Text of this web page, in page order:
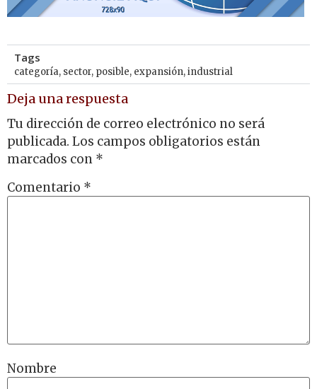
Tags
categoría, sector, posible, expansión,industrial
Deja una respuesta
Tu dirección de correo electrónico no será
publicada. Los campos obligatorios están
marcados con *
Comentario *
Nombre